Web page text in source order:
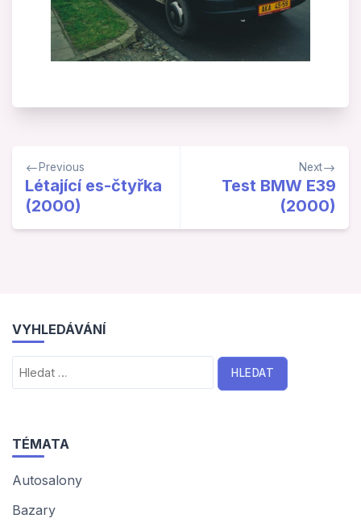
Navigace
pro
příspěvek
Previous
Létající es-čtyřka
(2000)
Next
Test BMW E39
(2000)
VYHLEDÁVÁNÍ
Vyhledávání
TÉMATA
Autosalony
Bazary